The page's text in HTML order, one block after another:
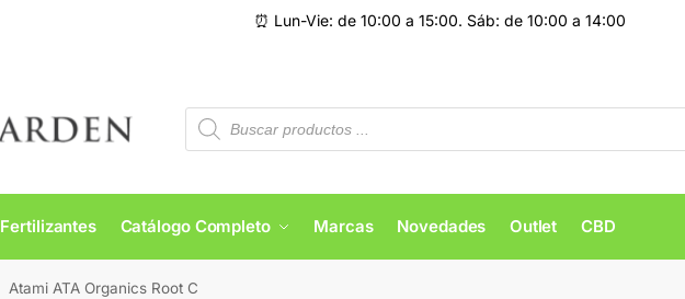
⏰ Lun-Vie: de 10:00 a 15:00. Sáb: de 10:00 a 14:00
Fertilizantes Catálogo Completo Marcas Novedades Outlet CBD
Atami ATA Organics Root C